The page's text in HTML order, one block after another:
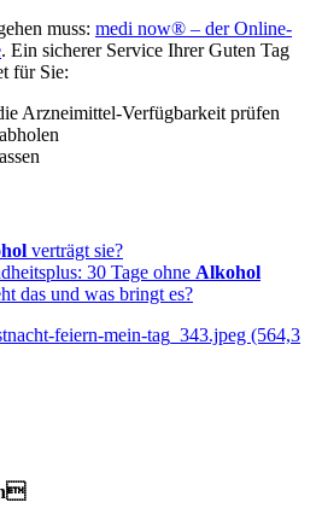
muss: medi now® – der Online-
. Ein sicherer Service Ihrer Guten Tag
für Sie:
Arzneimittel-Verfügbarkeit prüfen
verträgt sie?
30 Tage ohne Alkohol
das und was bringt es?
feiern-mein-tag_343.jpeg (564,3